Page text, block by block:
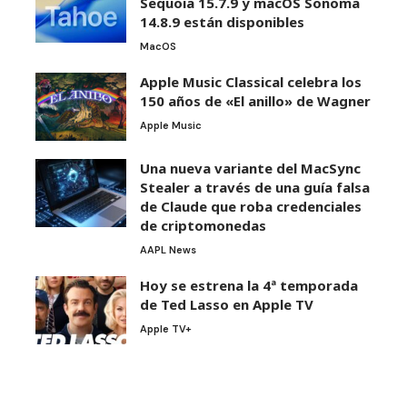
14.8.9 están disponibles
MacOS
Apple Music Classical celebra los
150 años de «El anillo» de Wagner
Apple Music
Una nueva variante del MacSync
Stealer a través de una guía falsa
de Claude que roba credenciales
de criptomonedas
AAPL News
Hoy se estrena la 4ª temporada
de Ted Lasso en Apple TV
Apple TV+